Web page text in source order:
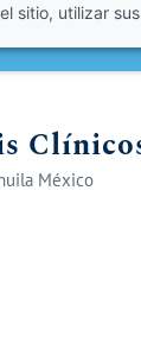
sitio, utilizar
México
con el